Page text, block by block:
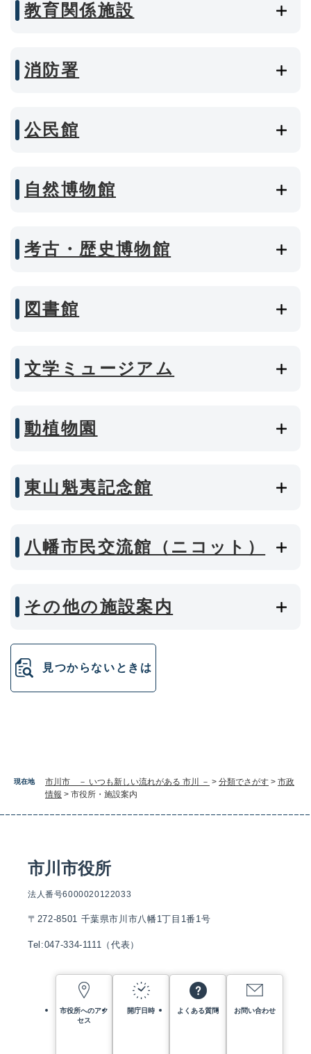
現在地 市川市 － いつも新しい流れがある 市川 － > 分類でさがす > 市政
情報 > 市役所・施設案内
教育関係施設
消防署
公民館
自然博物館
考古・歴史博物館
図書館
文学ミュージアム
動植物園
東山魁夷記念館
八幡市民交流館（ニコット）
その他の施設案内
見つからないときは
市川市役所
法人番号6000020122033
〒272-8501 千葉県市川市八幡1丁目1番1号
Tel:047-334-1111（代表）
市役所へのアク
セス
開庁日時 よくある質問 お問い合わせ